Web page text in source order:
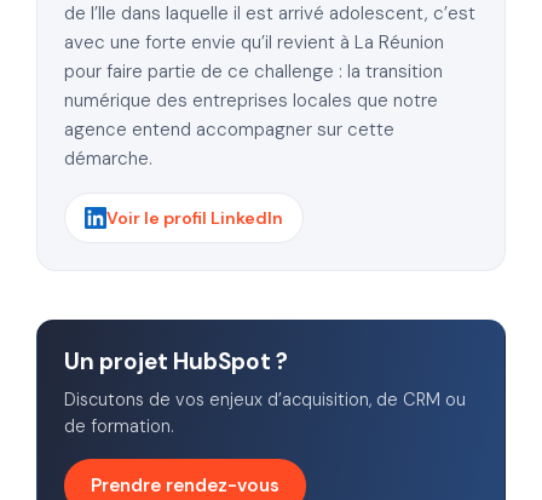
de l’Ile dans laquelle il est arrivé adolescent, c’est
avec une forte envie qu’il revient à La Réunion
pour faire partie de ce challenge : la transition
numérique des entreprises locales que notre
agence entend accompagner sur cette
démarche.
Voir le profil LinkedIn
Un projet HubSpot ?
Discutons de vos enjeux d’acquisition, de CRM ou
de formation.
Prendre rendez-vous